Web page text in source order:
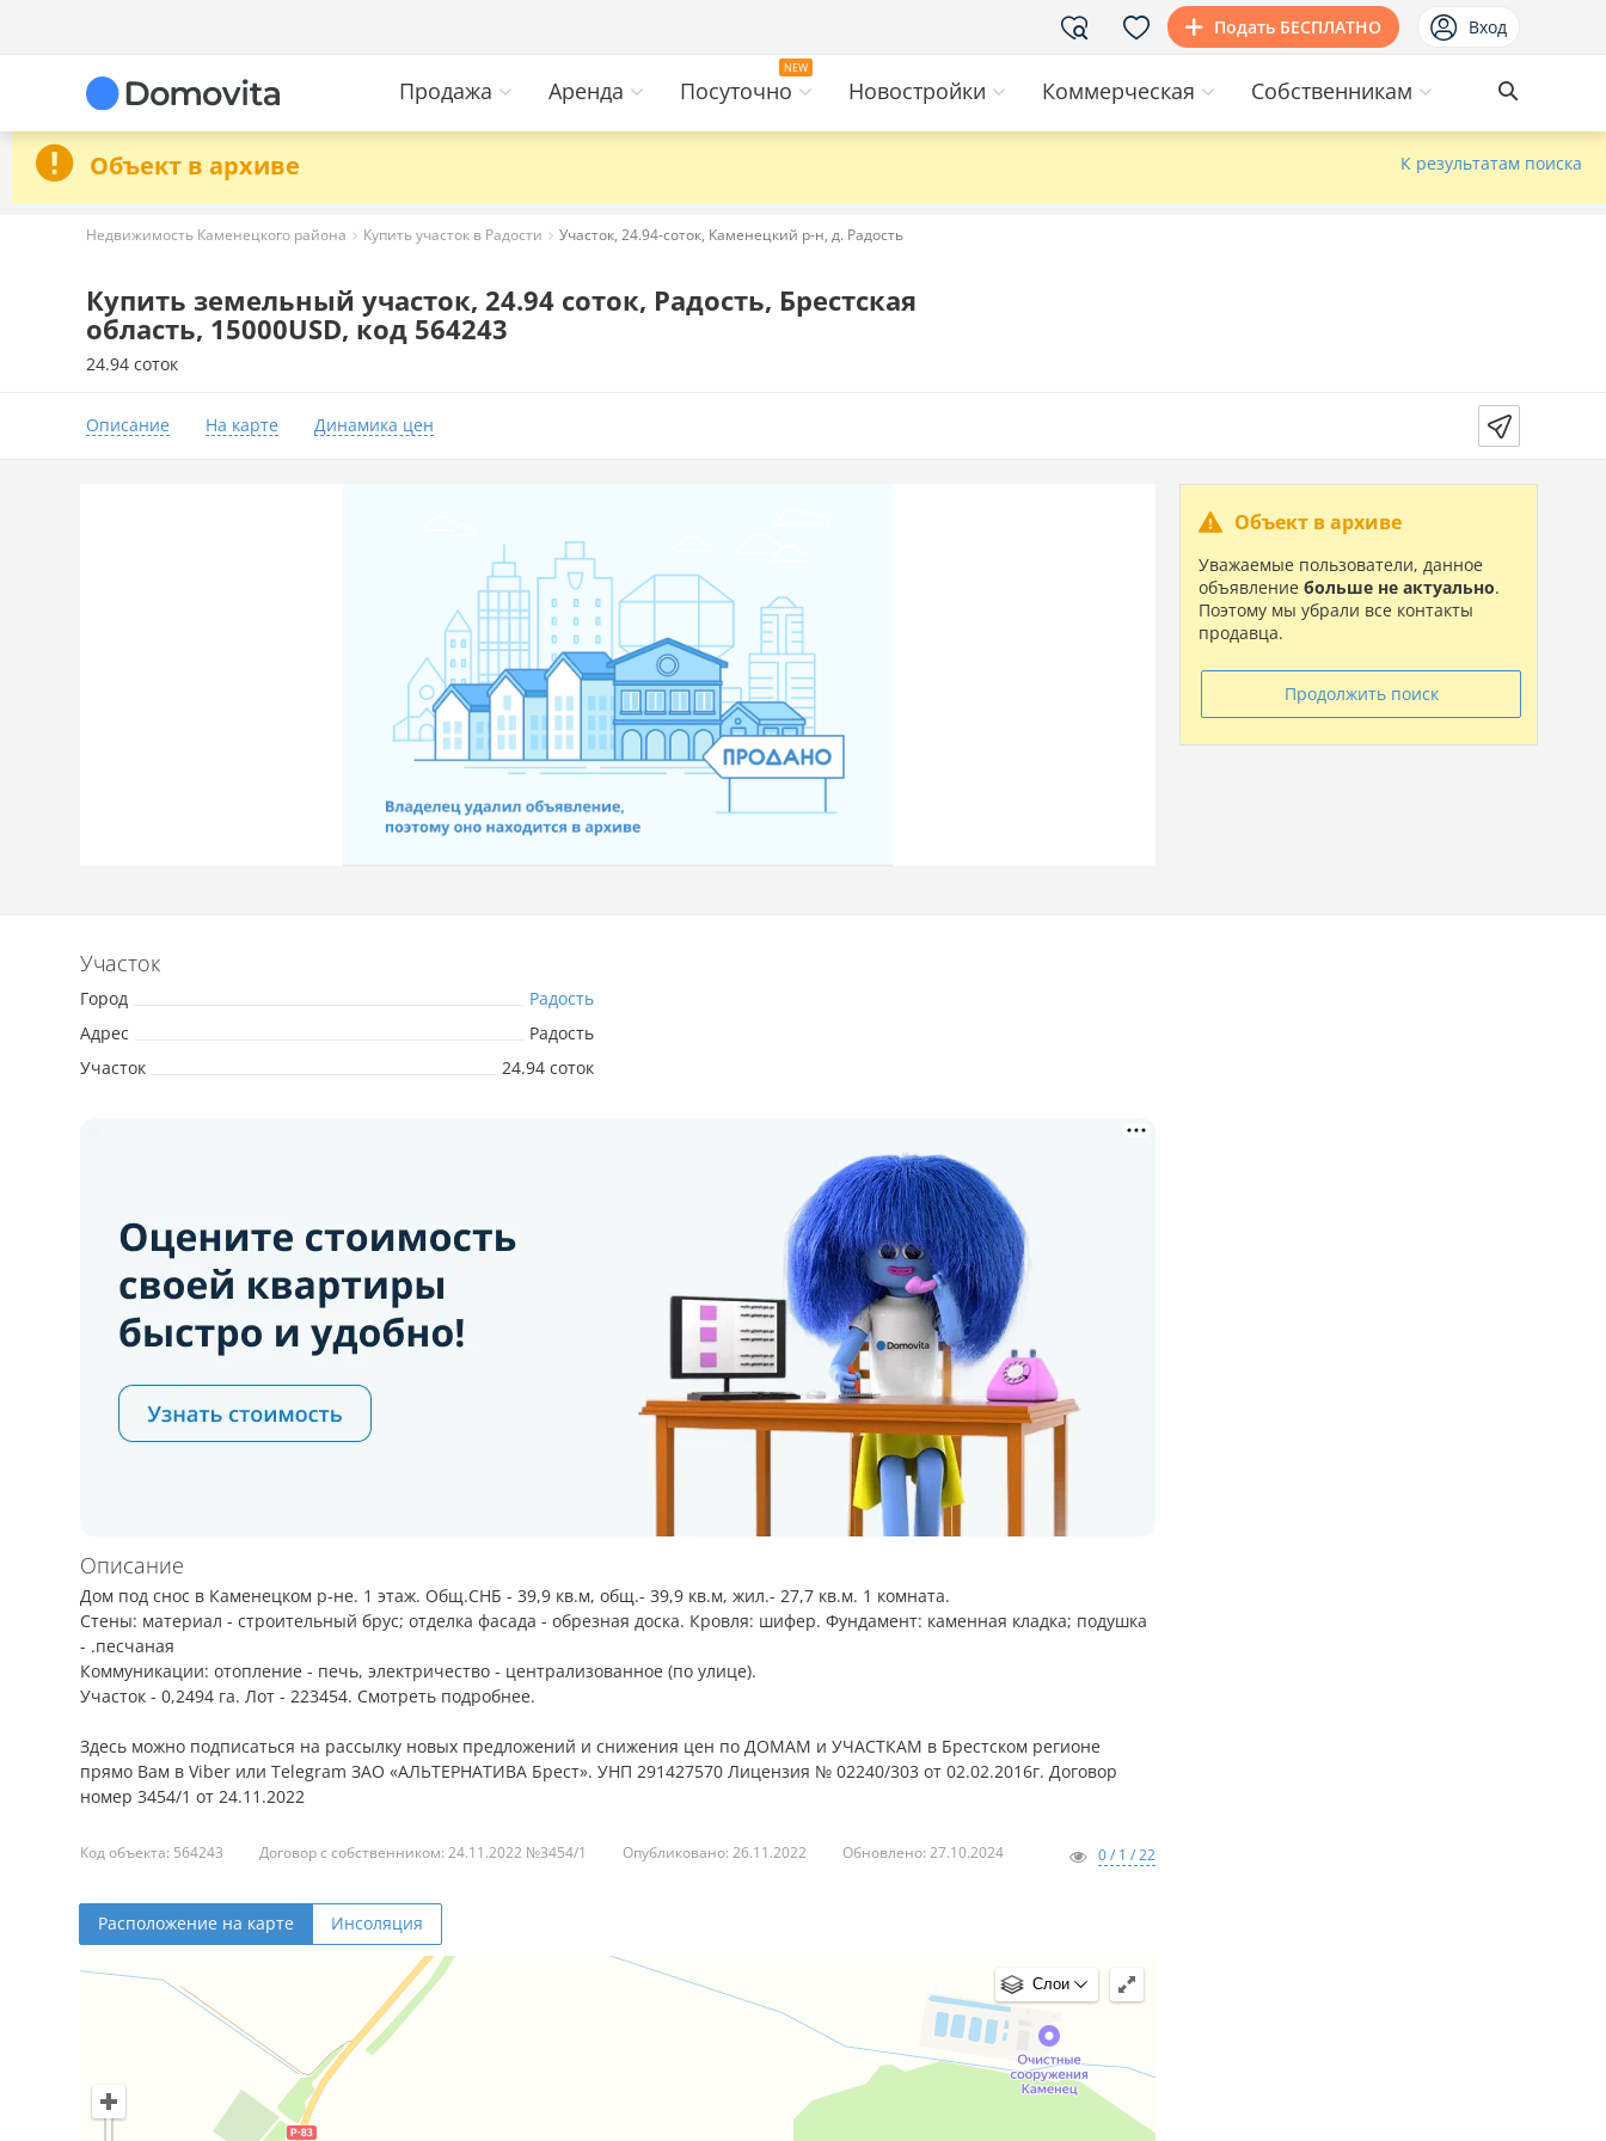
Подать БЕСПЛАТНО Вход
Продажа Аренда Посуточно Новостройки Коммерческая Собственникам
Объект в архиве К результатам поиска
Недвижимость Каменецкого района Купить участок в Радости Участок, 24.94-соток, Каменецкий р-н, д. Радость
Купить земельный участок, 24.94 соток, Радость, Брестская
область, 15000USD, код 564243
24.94 соток
Описание На карте Динамика цен
Объект в архиве
Уважаемые пользователи, данное
объявление больше не актуально.
Поэтому мы убрали все контакты
продавца.
Продолжить поиск
Участок
Город
Радость
Адрес
Радость
Участок
24.94 соток
Описание
Дом под снос в Каменецком р-не. 1 этаж. Общ.СНБ - 39,9 кв.м, общ.- 39,9 кв.м, жил.- 27,7 кв.м. 1 комната.
Стены: материал - строительный брус; отделка фасада - обрезная доска. Кровля: шифер. Фундамент: каменная кладка; подушка
- .песчаная
Коммуникации: отопление - печь, электричество - централизованное (по улице).
Участок - 0,2494 га. Лот - 223454. Смотреть подробнее.
Здесь можно подписаться на рассылку новых предложений и снижения цен по ДОМАМ и УЧАСТКАМ в Брестском регионе
прямо Вам в Viber или Telegram ЗАО «АЛЬТЕРНАТИВА Брест». УНП 291427570 Лицензия № 02240/303 от 02.02.2016г. Договор
номер 3454/1 от 24.11.2022
Код объекта: 564243 Договор с собственником: 24.11.2022 №3454/1 Опубликовано: 26.11.2022 Обновлено: 27.10.2024 0 / 1 / 22
Расположение на карте Инсоляция
Слои